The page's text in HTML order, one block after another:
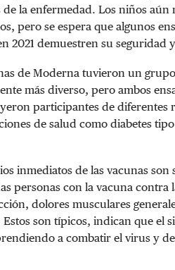
la enfermedad. Los niños aún
pero se espera que algunos
2021 demuestren su seguridad
de Moderna tuvieron un
más diverso, pero ambos
participantes de diferentes
de salud como diabetes
inmediatos de las vacunas son
personas con la vacuna contra
dolores musculares
son típicos, indican que el
a combatir el virus y